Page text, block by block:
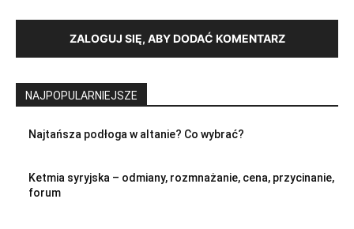
ZALOGUJ SIĘ, ABY DODAĆ KOMENTARZ
NAJPOPULARNIEJSZE
Najtańsza podłoga w altanie? Co wybrać?
Ketmia syryjska – odmiany, rozmnażanie, cena, przycinanie,
forum